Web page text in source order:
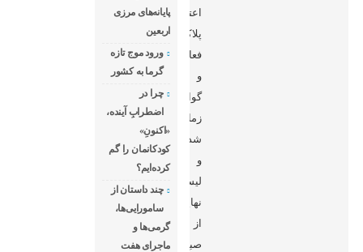
اعتبارسنجی
پلاک
فعال
و
گواهینامه
زمان‌بر
شده
و
لیست
نهایی
از
صبح
پایانه‌های مرزی
اربعین
ورود موج تازه
گرما به کشور
چرا در
اضطرابِ آینده،
«اکنونِ»
کودکانمان را گم
کرده‌ایم؟
چند داستان از
سامورایی‌ها،
گرمی‌ها و
ماجرای هفت